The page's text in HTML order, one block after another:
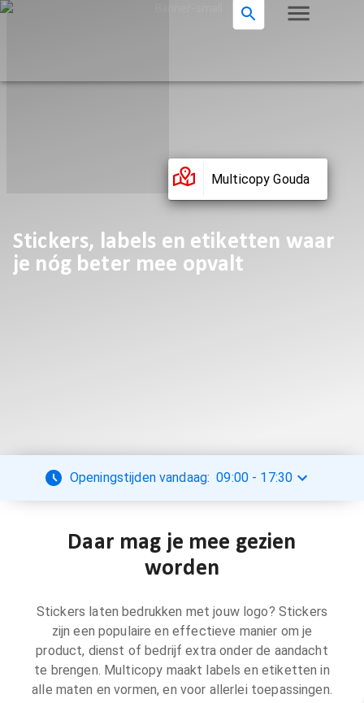
Multicopy Gouda
Stickers, labels en etiketten waar
je nóg beter mee opvalt
Openingstijden vandaag: 09:00 - 17:30
Daar mag je mee gezien
worden
Stickers laten bedrukken met jouw logo? Stickers
zijn een populaire en effectieve manier om je
product, dienst of bedrijf extra onder de aandacht
te brengen. Multicopy maakt labels en etiketten in
alle maten en vormen, en voor allerlei toepassingen.